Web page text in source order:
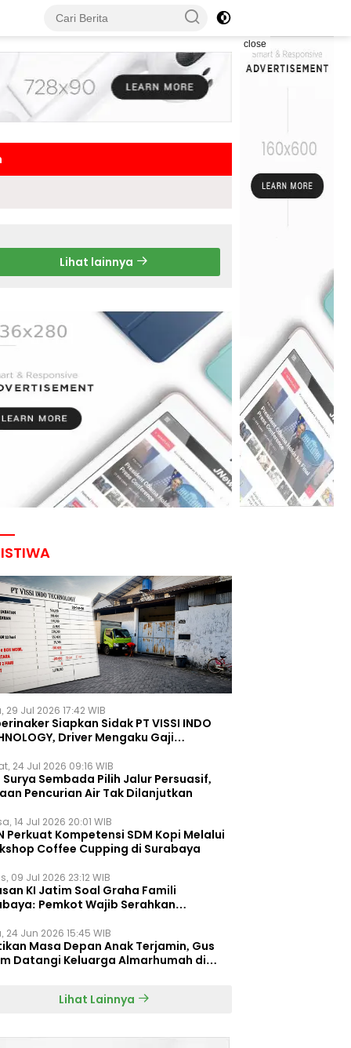
close
Lihat lainnya
29 Jul 2026 17:42 WIB
Siapkan Sidak PT VISSI INDO
Driver Mengaku Gaji
24 Jul 2026 09:16 WIB
Surya Sembada Pilih Jalur Persuasif,
Pencurian Air Tak Dilanjutkan
14 Jul 2026 20:01 WIB
Perkuat Kompetensi SDM Kopi Melalui
Coffee Cupping di Surabaya
09 Jul 2026 23:12 WIB
KI Jatim Soal Graha Famili
Pemkot Wajib Serahkan
24 Jun 2026 15:45 WIB
Masa Depan Anak Terjamin, Gus
Datangi Keluarga Almarhumah di
Lihat Lainnya